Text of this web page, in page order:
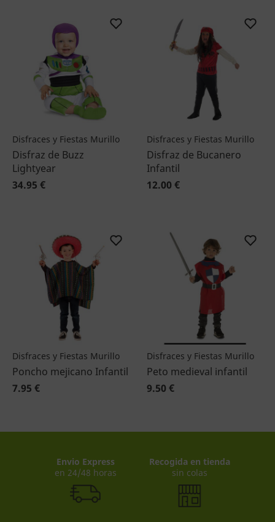
Disfraces y Fiestas Murillo
Disfraz de Buzz
Lightyear
34.95 €
Disfraces y Fiestas Murillo
Disfraz de Bucanero
Infantil
12.00 €
Disfraces y Fiestas Murillo
Poncho mejicano Infantil
7.95 €
Disfraces y Fiestas Murillo
Peto medieval infantil
9.50 €
Envio Express
en 24/48 horas
Recogida en tienda
sin colas